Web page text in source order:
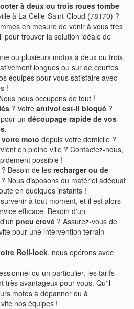
à deux ou trois roues tombe
à La Celle-Saint-Cloud (78170) ?
en mesure de venir à vous très
pour trouver la solution idéale de
ou plusieurs motos à deux ou trois
longues ou sur de courtes
équipes pour vous satisfaire avec
!
nous occupons de tout !
? Votre antivol est-il bloqué ?
un découpage rapide de vos
.
moto depuis votre domicile ?
en pleine ville ? Contactez-nous,
possible !
Besoin de les recharger ou de
? Nous disposons du matériel adéquat
en quelques instants !
à tout moment, et il est alors
efficace. Besoin d'un
pneu crevé ? Assurez-vous de
pour une intervention terrain
Roll-lock, nous opérons avec
ou un particulier, les tarifs
très avantageux pour vous. Qu'il
motos à dépanner ou à
nos équipes !